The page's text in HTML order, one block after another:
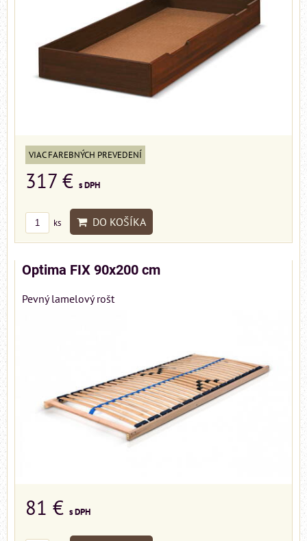
VIAC FAREBNÝCH PREVEDENÍ
317 € s DPH
ks DO KOŠÍKA
Optima FIX 90x200 cm
Pevný lamelový rošt
81 € s DPH